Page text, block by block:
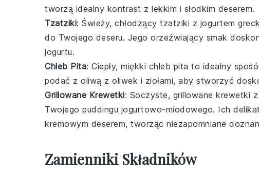
tworzą idealny kontrast z lekkim i słodkim deserem.
Tzatziki: Świeży, chłodzący tzatziki z jogurtem
do Twojego deseru. Jego orzeźwiający smak
jogurtu.
Chleb Pita: Ciepły, miękki chleb pita to idealny
podać z oliwą z oliwek i ziołami, aby stworzyć
Grillowane Krewetki: Soczyste, grillowane krewetki
Twojego puddingu jogurtowo-miodowego. Ich
kremowym deserem, tworząc niezapomniane
Zamienniki Składników